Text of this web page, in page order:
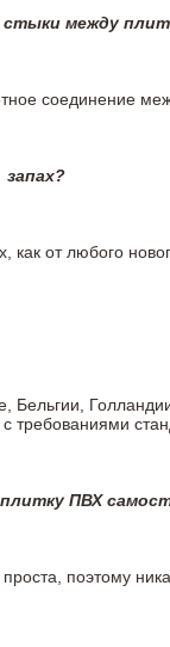
стыки между
соединение
запах?
как от любого
Бельгии,
требованиями
ПВХ
поэтому